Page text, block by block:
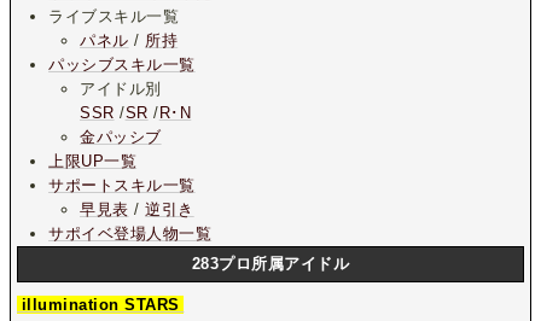
ライブスキル一覧
パネル / 所持
パッシブスキル一覧
アイドル別
SSR /SR / R･N
金パッシブ
上限UP一覧
サポートスキル一覧
早見表 /逆引き
サポイベ登場人物一覧
283プロ所属アイドル
illumination STARS